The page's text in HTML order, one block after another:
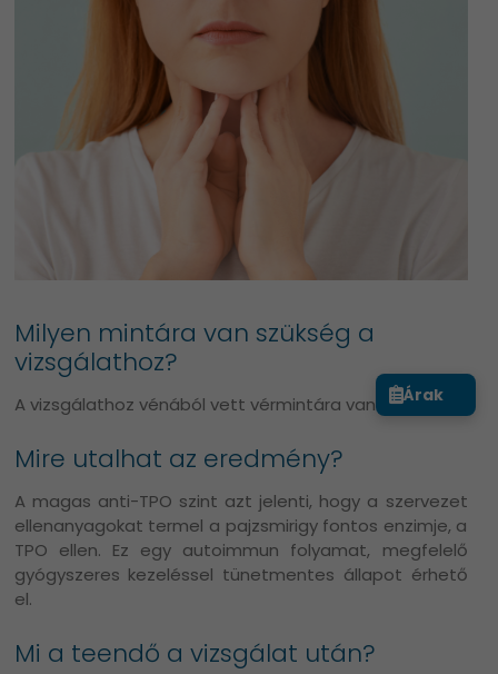
Milyen mintára van szükség a
vizsgálathoz?
A vizsgálathoz vénából vett vérmintára van szükség.
Mire utalhat az eredmény?
A magas anti-TPO szint azt jelenti, hogy a szervezet
ellenanyagokat termel a pajzsmirigy fontos enzimje, a
TPO ellen. Ez egy autoimmun folyamat, megfelelő
gyógyszeres kezeléssel tünetmentes állapot érhető
el.
Mi a teendő a vizsgálat után?
Árak